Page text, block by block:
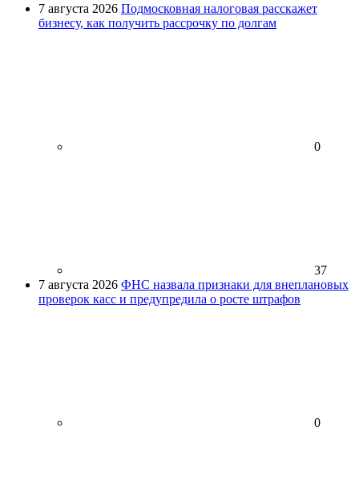
7 августа 2026 Подмосковная налоговая расскажет
бизнесу, как получить рассрочку по долгам
0
37
7 августа 2026 ФНС назвала признаки для внеплановых
проверок касс и предупредила о росте штрафов
0